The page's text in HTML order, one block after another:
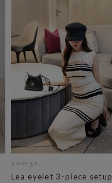
amerge.
Lea eyelet 3-piece setup